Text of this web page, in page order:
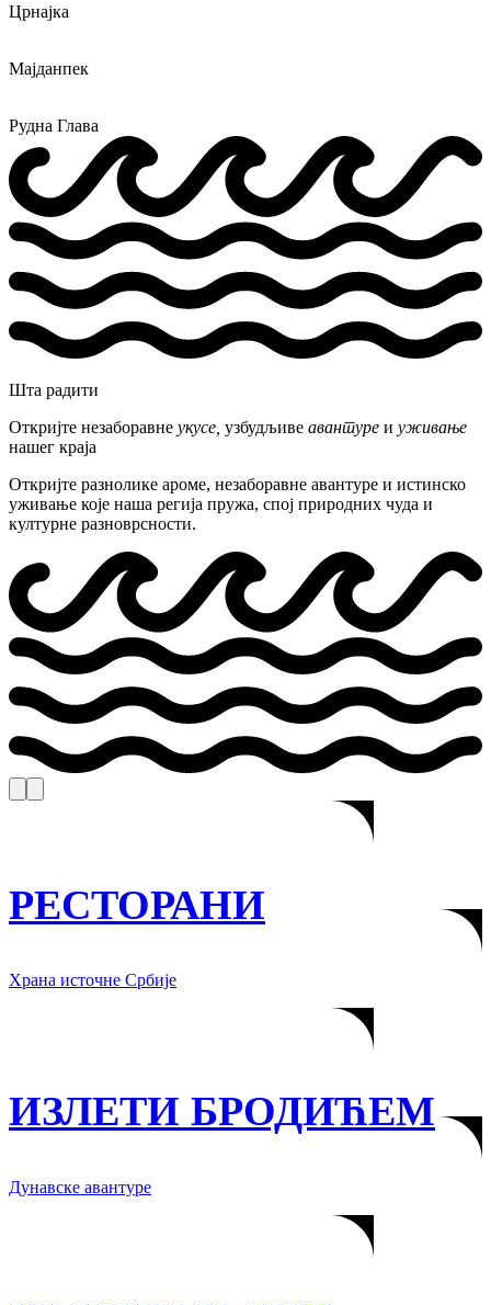
Црнајка
Мајданпек
Рудна Глава
Шта радити
Откријте незаборавне укусе, узбудљиве авантуре и уживање
нашег краја
Откријте разнолике ароме, незаборавне авантуре и истинско
уживање које наша регија пружа, спој природних чуда и
културне разноврсности.
РЕСТОРАНИ
Храна источне Србије
ИЗЛЕТИ БРОДИЋЕМ
Дунавске авантуре